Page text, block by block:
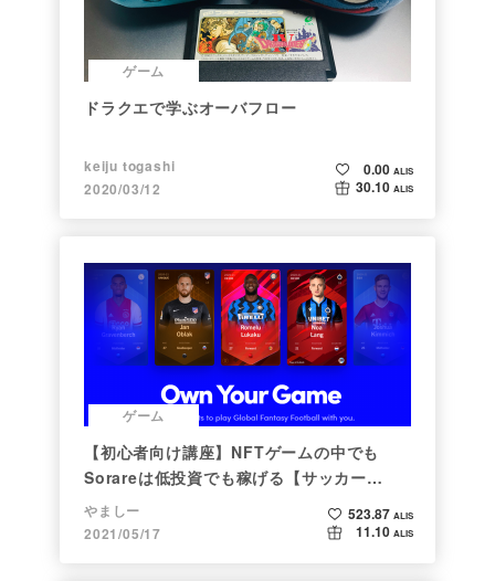
ゲーム
ドラクエで学ぶオーバフロー
keiju togashi
2020/03/12
0.00 ALIS
30.10 ALIS
ゲーム
【初心者向け講座】NFTゲームの中でも
Sorareは低投資でも稼げる【サッカー
×NFT×BCG】
やましー
2021/05/17
523.87 ALIS
11.10 ALIS